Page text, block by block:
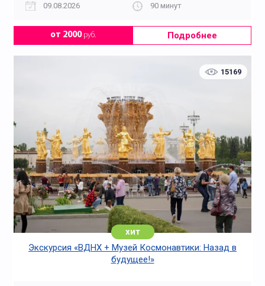
09.08.2026
90 минут
от 2000руб. Подробнее
15169
хит
Экскурсия «ВДНХ + Музей Космонавтики: Назад в
будущее!»